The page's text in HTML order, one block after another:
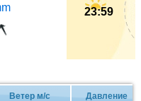
23:59
м/с Давление